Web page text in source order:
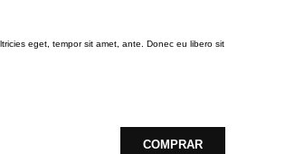
eget, tempor sit amet, ante. Donec eu libero sit
COMPRAR